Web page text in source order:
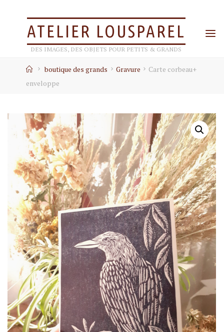
ATELIER LOUSPAREL
DES IMAGES, DES OBJETS POUR PETITS & GRANDS
Home
boutique des grands Gravure
Carte corbeau+
enveloppe